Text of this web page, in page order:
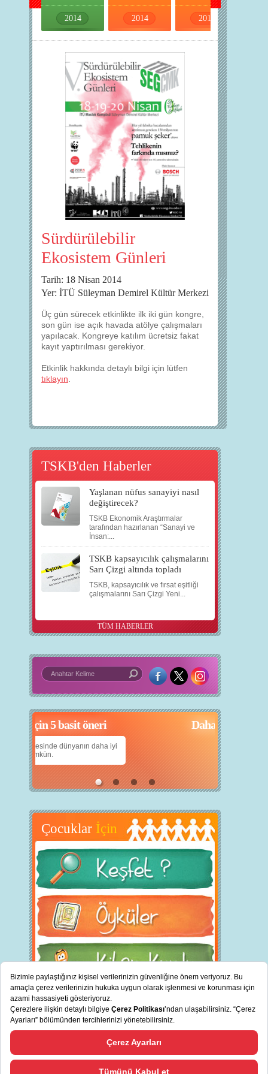
2014 2014 2014
Sürdürülebilir
Ekosistem Günleri
Tarih: 18 Nisan 2014
Yer: İTÜ Süleyman Demirel Kültür Merkezi
Üç gün sürecek etkinlikte ilk iki gün kongre,
son gün ise açık havada atölye çalışmaları
yapılacak. Kongreye katılım ücretsiz fakat
kayıt yaptırılması gerekiyor.
Etkinlik hakkında detaylı bilgi için lütfen
tıklayın
TSKB'den Haberler
Yaşlanan nüfus sanayiyi nasıl
değiştirecek?
TSKB Ekonomik Araştırmalar
tarafından hazırlanan “Sanayi ve
İnsan:...
TSKB kapsayıcılık çalışmalarını
Sarı Çizgi altında topladı
TSKB, kapsayıcılık ve fırsat eşitliği
çalışmalarını Sarı Çizgi Yeni...
TÜM HABERLER
5 basit öneri
daha iyi
Daha iyi bir dünya için yapay zekâ
Çocuklarımıza daha güzel bir dünya bırakabilmek
Çocuklar İçin